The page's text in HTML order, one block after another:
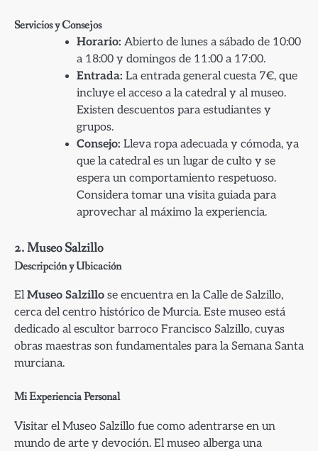
Servicios y Consejos
Horario: Abierto de lunes a sábado de 10:00
a 18:00 y domingos de 11:00 a 17:00.
Entrada: La entrada general cuesta 7€, que
incluye el acceso a la catedral y al museo.
Existen descuentos para estudiantes y
grupos.
Consejo: Lleva ropa adecuada y cómoda, ya
que la catedral es un lugar de culto y se
espera un comportamiento respetuoso.
Considera tomar una visita guiada para
aprovechar al máximo la experiencia.
2. Museo Salzillo
Descripción y Ubicación
ElMuseo Salzillo se encuentra en la Calle de Salzillo,
cerca del centro histórico de Murcia. Este museo está
dedicado al escultor barroco Francisco Salzillo, cuyas
obras maestras son fundamentales para la Semana Santa
murciana.
Mi Experiencia Personal
Visitar el Museo Salzillo fue como adentrarse en un
mundo de arte y devoción. El museo alberga una